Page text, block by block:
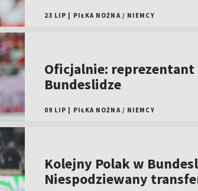
23 LIP PIŁKA NOŻNA / NIEMCY
Oficjalnie: reprezentant
Bundeslidze
09 LIP PIŁKA NOŻNA / NIEMCY
Kolejny Polak w
Niespodziewany